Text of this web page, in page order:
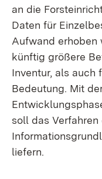
an die
Daten für
Aufwand erhoben
künftig größere
Inventur, als auch
Bedeutung. Mit
soll das Verfahren
liefern.